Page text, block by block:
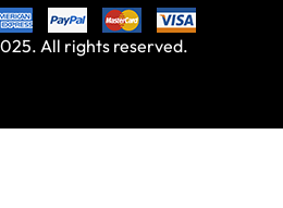
All rights reserved.